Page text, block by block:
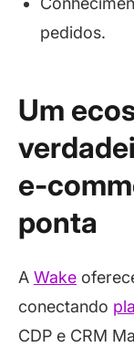
pedidos.
Um
e-
ponta
A Wake
conectando
CDP e CRM